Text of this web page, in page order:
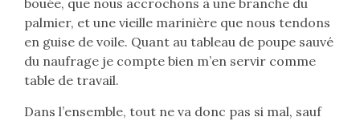
palmier, et une vieille marinière que nous tendons
en guise de voile. Quant au tableau de poupe sauvé
du naufrage je compte bien m’en servir comme
table de travail.
Dans l’ensemble, tout ne va donc pas si mal, sauf